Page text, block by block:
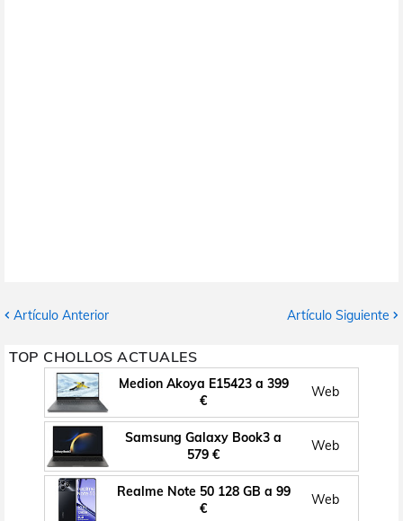
Artículo Anterior Artículo Siguiente
TOP CHOLLOS ACTUALES
Medion Akoya E15423 a 399
€
Web
Samsung Galaxy Book3 a
579 €
Web
Realme Note 50 128 GB a 99
€
Web